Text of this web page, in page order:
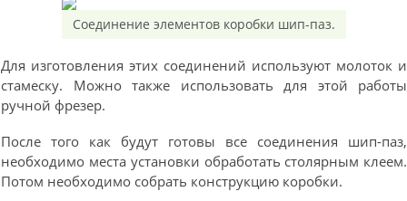
Соединение элементов коробки шип-паз.
Для изготовления этих соединений используют молоток и
стамеску. Можно также использовать для этой работы
ручной фрезер.
После того как будут готовы все соединения шип-паз,
необходимо места установки обработать столярным клеем.
Потом необходимо собрать конструкцию коробки.